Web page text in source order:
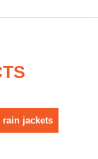
rain jackets